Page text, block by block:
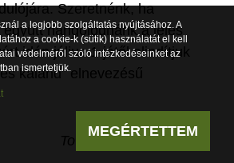
Szeretnénk, ha
együtt hangolódnánk a jeles
idén július 1-jétől elindítjuk
kaland” elnevezésű
Tovább olvasom
a legjobb szolgáltatás nyújtásához. A
a cookie-k (sütik) használatát el kell
védelméről szóló intézkedéseinket az
ismertetjük.
MEGÉRTETTEM